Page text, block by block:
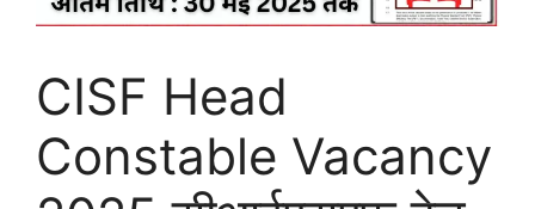
CISF Head
Constable Vacancy